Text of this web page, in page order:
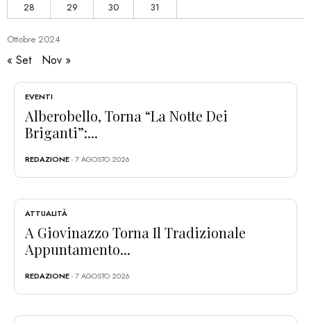
Ottobre 2024
28
29 30 31
« Set Nov »
EVENTI
Alberobello, Torna “La Notte Dei
Briganti”:...
REDAZIONE- 7 AGOSTO 2026
ATTUALITÀ
A Giovinazzo Torna Il Tradizionale
Appuntamento...
REDAZIONE- 7 AGOSTO 2026